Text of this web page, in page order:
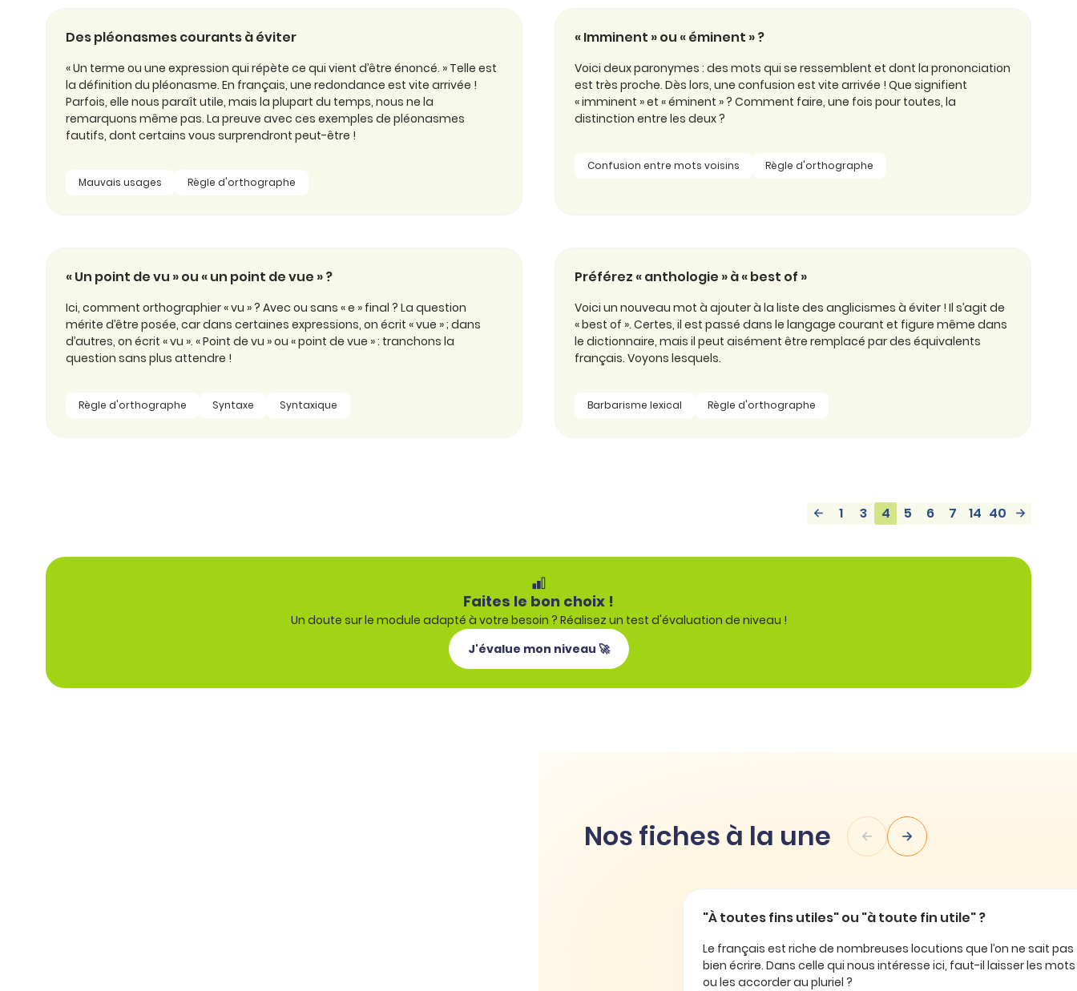
Des pléonasmes courants à éviter
« Un terme ou une expression qui répète ce qui vient d’être énoncé. » Telle est
la définition du pléonasme. En français, une redondance est vite arrivée !
Parfois, elle nous paraît utile, mais la plupart du temps, nous ne la
remarquons même pas. La preuve avec ces exemples de pléonasmes
fautifs, dont certains vous surprendront peut-être !
Mauvais usages Règle d'orthographe
« Imminent » ou « éminent » ?
Voici deux paronymes : des mots qui se ressemblent et dont la prononciation
est très proche. Dès lors, une confusion est vite arrivée ! Que signifient
« imminent » et « éminent » ? Comment faire, une fois pour toutes, la
distinction entre les deux ?
Confusion entre mots voisins Règle d'orthographe
« Un point de vu » ou « un point de vue » ?
Ici, comment orthographier « vu » ? Avec ou sans « e » final ? La question
mérite d’être posée, car dans certaines expressions, on écrit « vue » ; dans
d’autres, on écrit « vu ». « Point de vu » ou « point de vue » : tranchons la
question sans plus attendre !
Règle d'orthographe Syntaxe Syntaxique
Préférez « anthologie » à « best of »
Voici un nouveau mot à ajouter à la liste des anglicismes à éviter ! Il s’agit de
« best of ». Certes, il est passé dans le langage courant et figure même dans
le dictionnaire, mais il peut aisément être remplacé par des équivalents
français. Voyons lesquels.
Barbarisme lexical Règle d'orthographe
1 3 4 5 6 7 14 40
Faites le bon choix !
Un doute sur le module adapté à votre besoin ? Réalisez un test d'évaluation de niveau !
J'évalue mon niveau 🚀
Nos fiches à la une
"À toutes fins utiles" ou "à toute fin utile" ?
Le français est riche de nombreuses locutions que l’on ne sait pas toujours
bien écrire. Dans celle qui nous intéresse ici, faut-il laisser les mots au singulier
ou les accorder au pluriel ?